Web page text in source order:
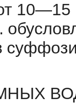
ВОД